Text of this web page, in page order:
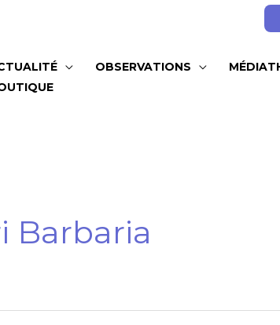
OBSERVATIONS
Barbaria